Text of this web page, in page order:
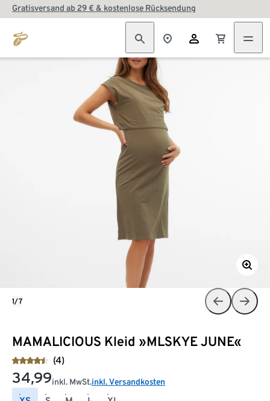
Gratisversand ab 29 € & kostenlose Rücksendung
MAMALICIOUS Kleid »MLSKYE JUNE«
(4)
34,99inkl. MwSt.inkl. Versandkosten
1/7